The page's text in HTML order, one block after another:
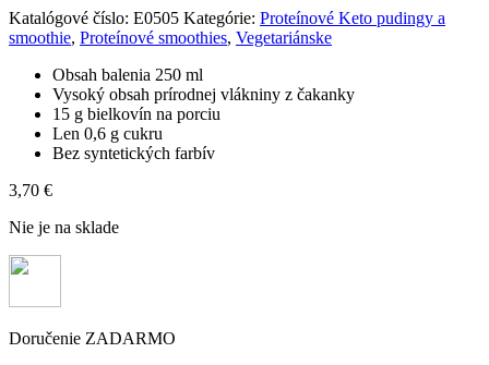
Katalógové číslo: E0505 Kategórie: Proteínové Keto pudingy a
smoothie, Proteínové smoothies, Vegetariánske
Obsah balenia 250 ml
Vysoký obsah prírodnej vlákniny z čakanky
15 g bielkovín na porciu
Len 0,6 g cukru
Bez syntetických farbív
3,70 €
Nie je na sklade
Doručenie ZADARMO